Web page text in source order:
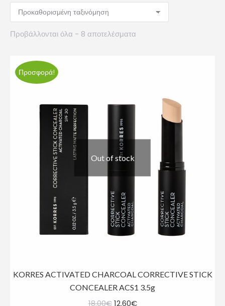
Προβάλλονται όλα - 8 αποτελέσματα
Προσφορά!
Out of stock
KORRES ACTIVATED CHARCOAL CORRECTIVE STICK
CONCEALER ACS1 3.5g
18.00€ Original
12.60€Η